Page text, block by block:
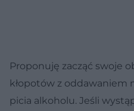
Proponuję zacząć swoje
kłopotów z oddawaniem
picia alkoholu. Jeśli